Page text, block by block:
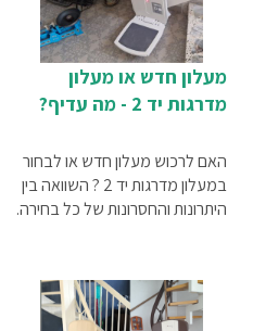
מעלון חדש או מעלון
מדרגות יד 2 - מה עדיף?
האם לרכוש מעלון חדש או לבחור
במעלון מדרגות יד 2 ? השוואה בין
היתרונות והחסרונות של כל בחירה.